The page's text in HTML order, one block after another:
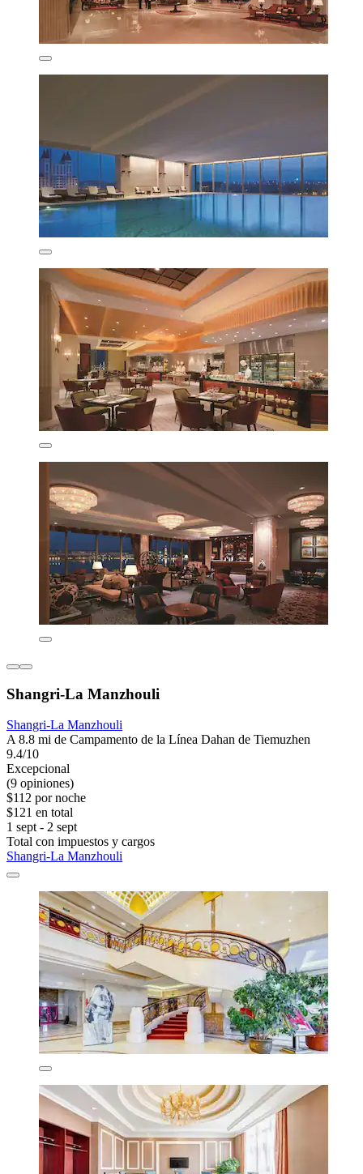
Shangri-La Manzhouli
Shangri-La Manzhouli
A 8.8 mi de Campamento de la Línea Dahan de Tiemuzhen
9.4/10
Excepcional
(9 opiniones)
$112 por noche
$121 en total
1 sept - 2 sept
Total con impuestos y cargos
Shangri-La Manzhouli